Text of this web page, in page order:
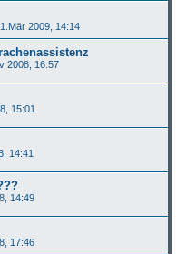
2009, 14:14
2008, 16:57
15:01
14:41
14:49
17:46